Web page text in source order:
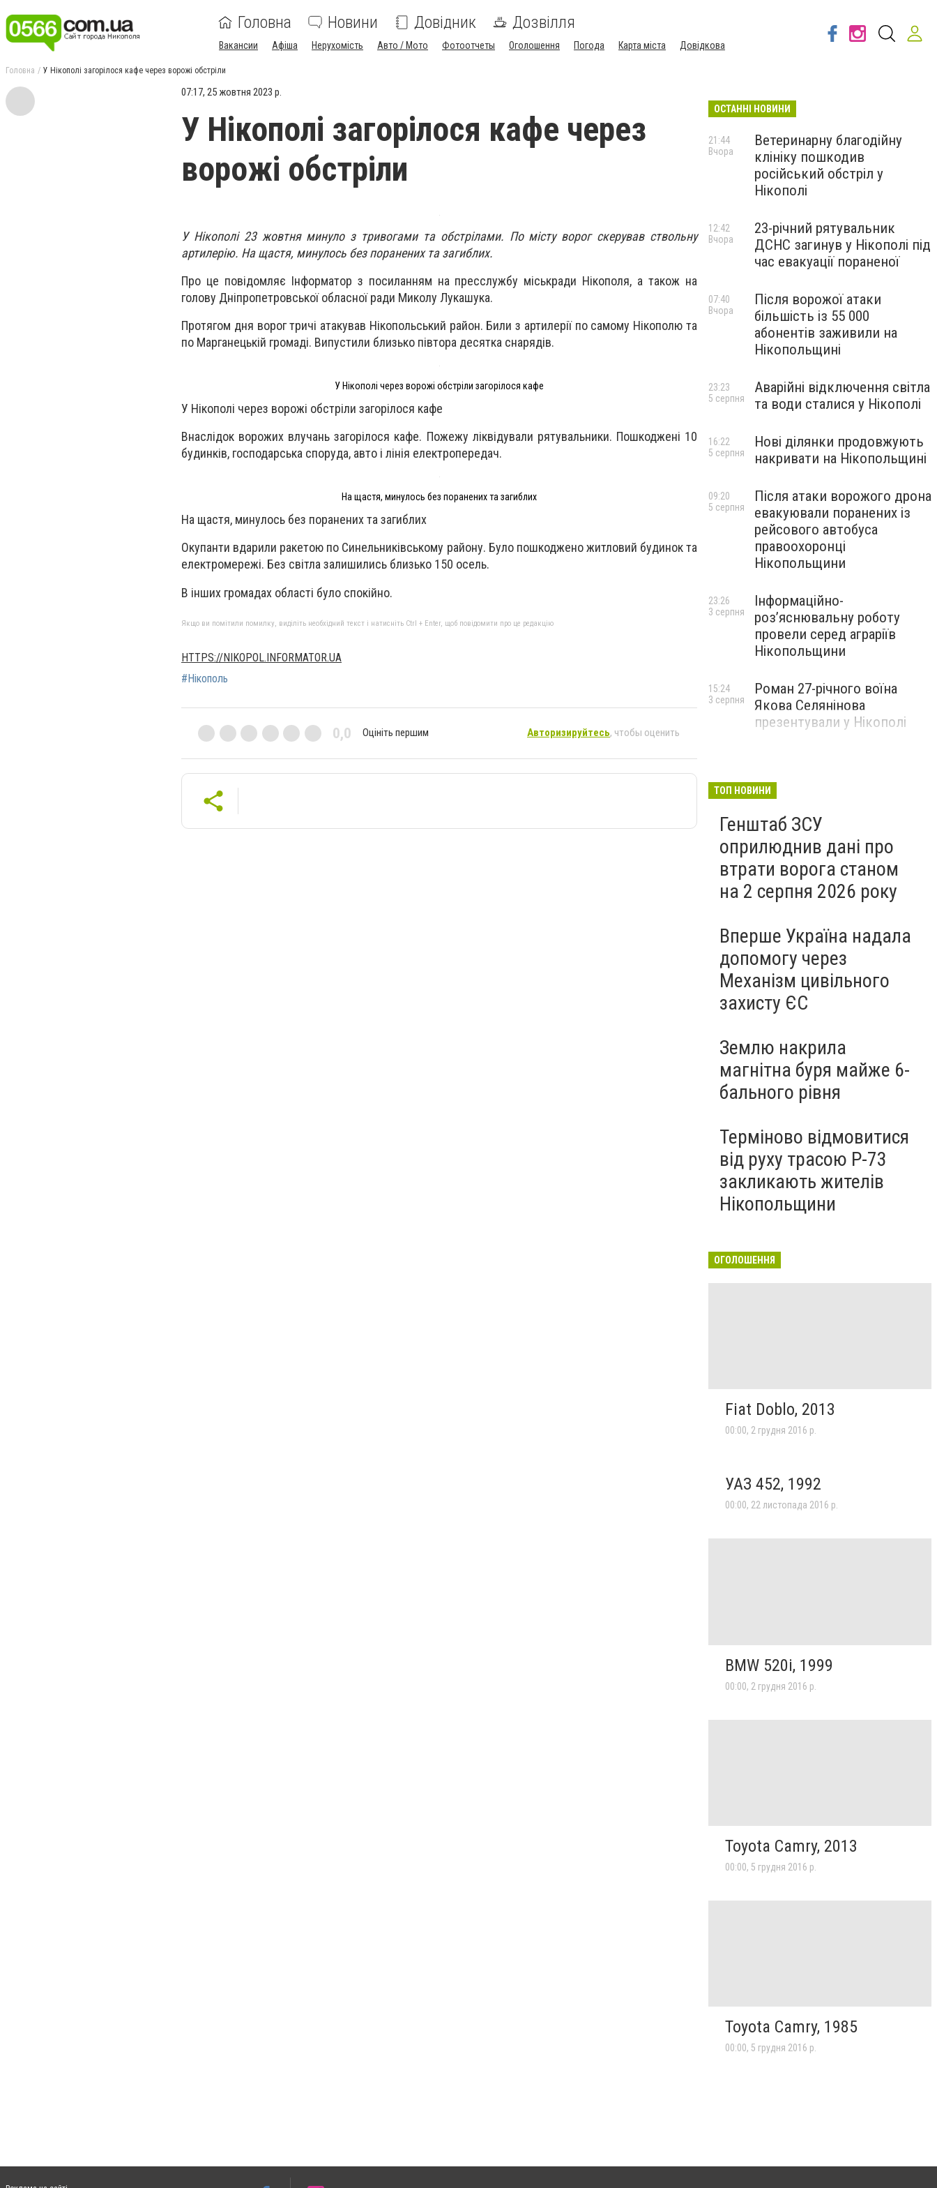
Головна Новини Довідник Дозвілля
Вакансии Афіша Нерухомість Авто / Мото Фотоотчеты Оголошення Погода Карта міста Довідкова
Головна У Нікополі загорілося кафе через ворожі обстріли
07:17, 25 жовтня 2023 р.
У Нікополі загорілося кафе через
ворожі обстріли
У Нікополі 23 жовтня минуло з тривогами та обстрілами. По місту ворог скерував ствольну
артилерію. На щастя, минулось без поранених та загиблих.
Про це повідомляє Інформатор з посиланням на пресслужбу міськради Нікополя, а також на
голову Дніпропетровської обласної ради Миколу Лукашука.
Протягом дня ворог тричі атакував Нікопольський район. Били з артилерії по самому Нікополю та
по Марганецькій громаді. Випустили близько півтора десятка снарядів.
У Нікополі через ворожі обстріли загорілося кафе
У Нікополі через ворожі обстріли загорілося кафе
Внаслідок ворожих влучань загорілося кафе. Пожежу ліквідували рятувальники. Пошкоджені 10
будинків, господарська споруда, авто і лінія електропередач.
На щастя, минулось без поранених та загиблих
На щастя, минулось без поранених та загиблих
Окупанти вдарили ракетою по Синельниківському району. Було пошкоджено житловий будинок та
електромережі. Без світла залишились близько 150 осель.
В інших громадах області було спокійно.
Якщо ви помітили помилку, виділіть необхідний текст і натисніть Ctrl + Enter, щоб повідомити про це редакцію
HTTPS://NIKOPOL.INFORMATOR.UA
#Нікополь
0,0 Оцініть першим Авторизируйтесь, чтобы оценить
ОСТАННІ НОВИНИ
Ветеринарну благодійну
клініку пошкодив
російський обстріл у
Нікополі
21:44
Вчора
23-річний рятувальник
ДСНС загинув у Нікополі під
час евакуації пораненої
12:42
Вчора
Після ворожої атаки
більшість із 55 000
абонентів заживили на
Нікопольщині
07:40
Вчора
Аварійні відключення світла
та води сталися у Нікополі
23:23
5 серпня
Нові ділянки продовжують
накривати на Нікопольщині
16:22
5 серпня
Після атаки ворожого дрона
евакуювали поранених із
рейсового автобуса
правоохоронці
Нікопольщини
09:20
5 серпня
Інформаційно-
роз’яснювальну роботу
провели серед аграріїв
Нікопольщини
23:26
3 серпня
Роман 27-річного воїна
Якова Селянінова
презентували у Нікополі
15:24
3 серпня
ТОП НОВИНИ
Генштаб ЗСУ
оприлюднив дані про
втрати ворога станом
на 2 серпня 2026 року
Вперше Україна надала
допомогу через
Механізм цивільного
захисту ЄС
Землю накрила
магнітна буря майже 6-
бального рівня
Терміново відмовитися
від руху трасою Р-73
закликають жителів
Нікопольщини
ОГОЛОШЕННЯ
Fiat Doblo, 2013
00:00, 2 грудня 2016 р.
УАЗ 452, 1992
00:00, 22 листопада 2016 р.
BMW 520i, 1999
00:00, 2 грудня 2016 р.
Toyota Camry, 2013
00:00, 5 грудня 2016 р.
Toyota Camry, 1985
00:00, 5 грудня 2016 р.